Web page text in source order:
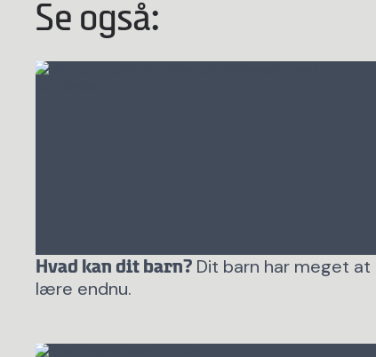
Se også:
Hvad kan dit barn? Dit barn har meget at
lære endnu.